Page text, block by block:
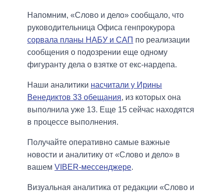
Напомним, «Слово и дело» сообщало, что
руководительница Офиса генпрокурора
сорвала планы НАБУ и САП по реализации
сообщения о подозрении еще одному
фигуранту дела о взятке от екс-нардепа.
Наши аналитики насчитали у Ирины
Венедиктов 33 обещания, из которых она
выполнила уже 13. Еще 15 сейчас находятся
в процессе выполнения.
Получайте оперативно самые важные
новости и аналитику от «Слово и дело» в
вашем VIBER-мессенджере.
Визуальная аналитика от редакции «Слово и